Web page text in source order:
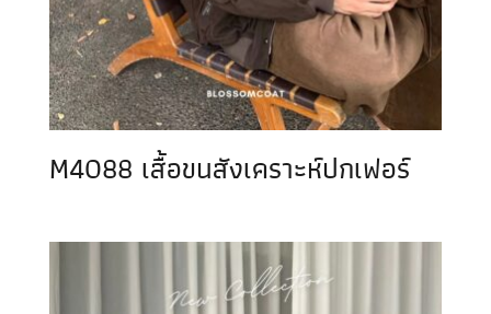
M4088 เสื้อขนสังเคราะห์ปกเฟอร์